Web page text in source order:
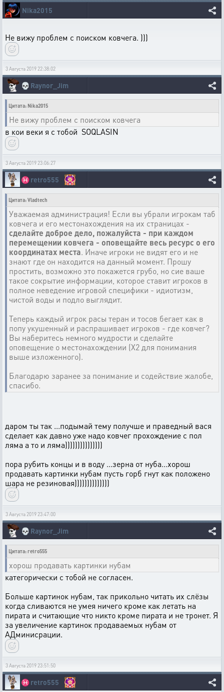
Nika2015
Не вижу проблем с поиском ковчега. )))
3 Августа 2019 22:38:02
💀 Raynor_Jim
Цитата: Nika2015
Не вижу проблем с поиском ковчега
в кои веки я с тобой SOQLASIN
3 Августа 2019 23:06:27
♓retro555
Цитата: Vladtech
Уважаемая администрация! Если вы убрали игрокам таб
ковчега и его местонахождения на их страницах -
сделайте доброе дело, пожалуйста - при каждом
перемещении ковчега - оповещайте весь ресурс о его
координатах места. Иначе игроки не видят его и не
знают где он находится на данный момент. Прошу
простить, возможно это покажется грубо, но сие ваше
такое сокрытие информации, которое ставит игроков в
полное неведение игровой специфики - идиотизм,
чистой воды и подло выглядит.
Теперь каждый игрок расы теран и тосов бегает как в
попу укушенный и распрашивает игроков - где ковчег?
Вы наберитесь немного мудрости и сделайте
оповещение о местонахождении (Х2 для понимания
выше изложенного).
Благодарю заранее за понимание и содействие жалобе,
спасибо.
даром ты так ...подымай тему получше и праведный вася
сделает как давно уже надо ковчег прохождение с пол
ляма а то и ляма)))))))))))))))
пора рубить концы и в воду ...зерна от нуба...хорош
продавать картинки нубам пусть горб гнут как положено
шара не резиновая))))))))))))))
3 Августа 2019 23:47:00
💀 Raynor_Jim
Цитата: retro555
хорош продавать картинки нубам
категорически с тобой не согласен.
Больше картинок нубам, так прикольно читать их слёзы
когда сливаются не умея ничего кроме как летать на
пирата и считающие что никто кроме пирата и не тронет. Я
за увеличение картинок продаваемых нубам от
АДминисрации.
3 Августа 2019 23:51:50
♓retro555